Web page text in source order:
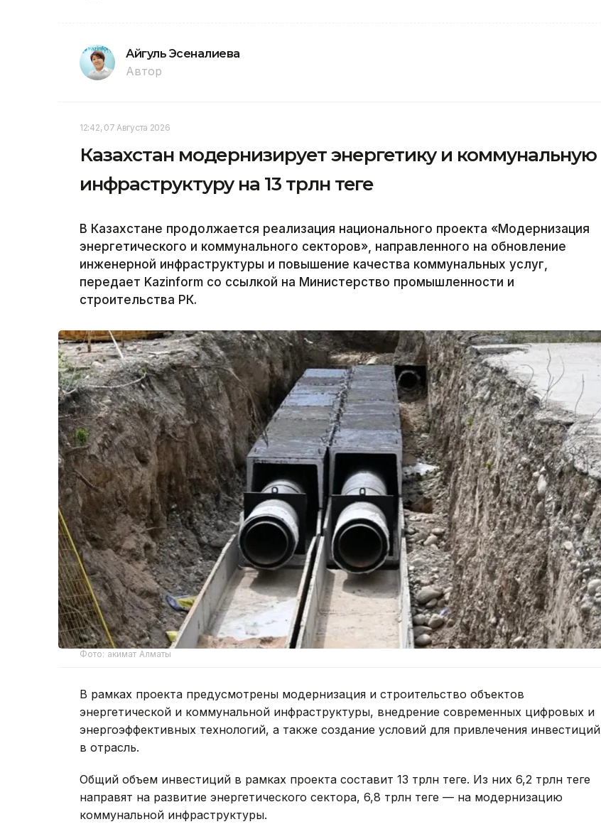
Айгуль Эсеналиева
Автор
12:42, 07 Августа 2026
Казахстан модернизирует энергетику и коммунальную
инфраструктуру на 13 трлн теңге
В Казахстане продолжается реализация национального проекта «Модернизация
энергетического и коммунального секторов», направленного на обновление
инженерной инфраструктуры и повышение качества коммунальных услуг,
передает Kazinform со ссылкой на Министерство промышленности и
строительства РК.
Фото: акимат Алматы
В рамках проекта предусмотрены модернизация и строительство объектов
энергетической и коммунальной инфраструктуры, внедрение современных цифровых и
энергоэффективных технологий, а также создание условий для привлечения инвестиций
в отрасль.
Общий объем инвестиций в рамках проекта составит 13 трлн теңге. Из них 6,2 трлн теңге
направят на развитие энергетического сектора, 6,8 трлн теңге — на модернизацию
коммунальной инфраструктуры.